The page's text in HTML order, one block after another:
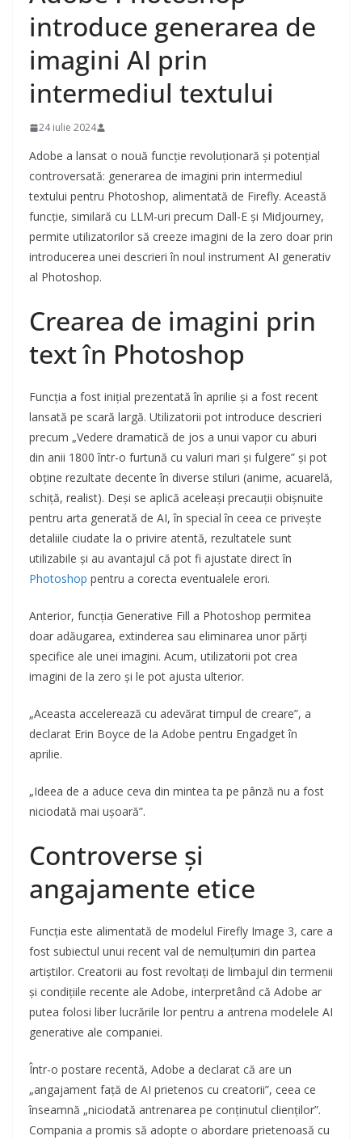
introduce generarea de
imagini AI prin
intermediul textului
24 iulie 2024
Adobe a lansat o nouă funcție revoluționară și potențial
controversată: generarea de imagini prin intermediul
textului pentru Photoshop, alimentată de Firefly. Această
funcție, similară cu LLM-uri precum Dall-E și Midjourney,
permite utilizatorilor să creeze imagini de la zero doar prin
introducerea unei descrieri în noul instrument AI generativ
al Photoshop.
Crearea de imagini prin
text în Photoshop
Funcția a fost inițial prezentată în aprilie și a fost recent
lansată pe scară largă. Utilizatorii pot introduce descrieri
precum „Vedere dramatică de jos a unui vapor cu aburi
din anii 1800 într-o furtună cu valuri mari și fulgere” și pot
obține rezultate decente în diverse stiluri (anime, acuarelă,
schiță, realist). Deși se aplică aceleași precauții obișnuite
pentru arta generată de AI, în special în ceea ce privește
detaliile ciudate la o privire atentă, rezultatele sunt
utilizabile și au avantajul că pot fi ajustate direct în
Photoshop pentru a corecta eventualele erori.
Anterior, funcția Generative Fill a Photoshop permitea
doar adăugarea, extinderea sau eliminarea unor părți
specifice ale unei imagini. Acum, utilizatorii pot crea
imagini de la zero și le pot ajusta ulterior.
„Aceasta accelerează cu adevărat timpul de creare”, a
declarat Erin Boyce de la Adobe pentru Engadget în
aprilie.
„Ideea de a aduce ceva din mintea ta pe pânză nu a fost
niciodată mai ușoară”.
Controverse și
angajamente etice
Funcția este alimentată de modelul Firefly Image 3, care a
fost subiectul unui recent val de nemulțumiri din partea
artiștilor. Creatorii au fost revoltați de limbajul din termenii
și condițiile recente ale Adobe, interpretând că Adobe ar
putea folosi liber lucrările lor pentru a antrena modelele AI
generative ale companiei.
Într-o postare recentă, Adobe a declarat că are un
„angajament față de AI prietenos cu creatorii”, ceea ce
înseamnă „niciodată antrenarea pe conținutul clienților”.
Compania a promis să adopte o abordare prietenoasă cu